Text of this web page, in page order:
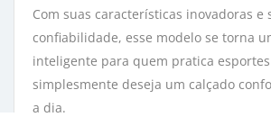
Com suas características inovadoras e
confiabilidade, esse modelo se torna
inteligente para quem pratica
simplesmente deseja um calçado
a dia.